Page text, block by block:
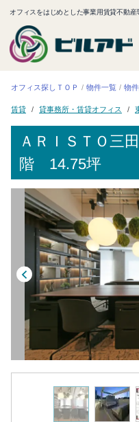
オフィスをはじめとした事業用賃貸不動産
オフィス探しＴＯＰ 物件一覧 物
賃貸 貸事務所・賃貸オフィス
ＡＲＩＳＴＯ三田
階 14.75坪